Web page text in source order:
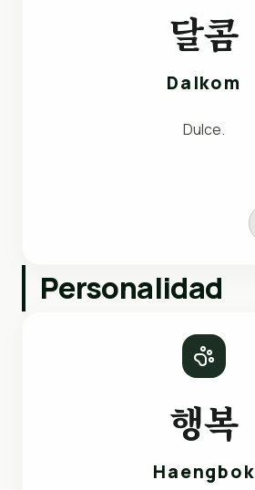
달콤
Dalkom
Dulce.
Personalidad
행복
Haengbok